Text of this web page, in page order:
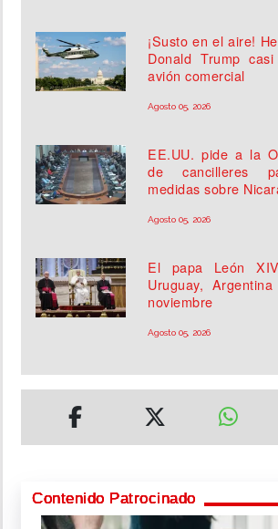
¡Susto en el aire!
Donald Trump
avión comercial
Agosto 05, 2026
EE.UU. pide a la
de cancilleres
medidas sobre
Agosto 05, 2026
El papa León
Uruguay,
noviembre
Agosto 05, 2026
Contenido Patrocinado